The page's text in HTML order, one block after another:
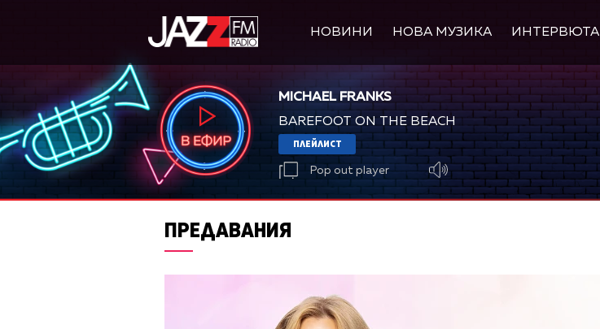
НОВИНИ НОВА МУЗИКА ИНТЕРВЮТА
MICHAEL FRANKS
BAREFOOT ON THE BEACH
ПЛЕЙЛИСТ
Pop out player
ПРЕДАВАНИЯ